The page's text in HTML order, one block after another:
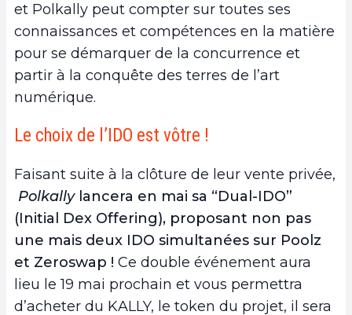
et Polkally peut compter sur toutes ses
connaissances et compétences en la matière
pour se démarquer de la concurrence et
partir à la conquête des terres de l’art
numérique.
Le choix de l’IDO est vôtre !
Faisant suite à la clôture de leur vente privée,
Polkally lancera en mai sa “Dual-IDO”
(Initial Dex Offering), proposant non pas
une mais deux IDO simultanées sur Poolz
et Zeroswap ! Ce double événement aura
lieu le 19 mai prochain et vous permettra
d’acheter du KALLY, le token du projet, il sera